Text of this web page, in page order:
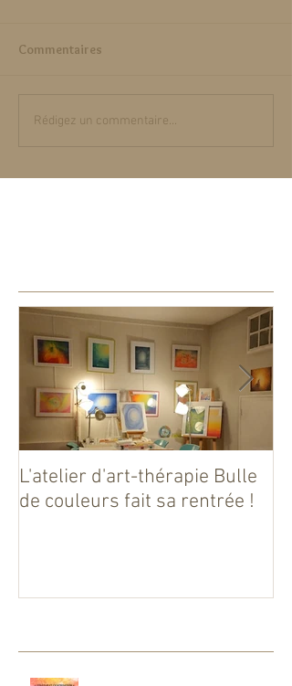
Commentaires
Rédigez un commentaire...
L'atelier d'art-thérapie Bulle
de couleurs fait sa rentrée !